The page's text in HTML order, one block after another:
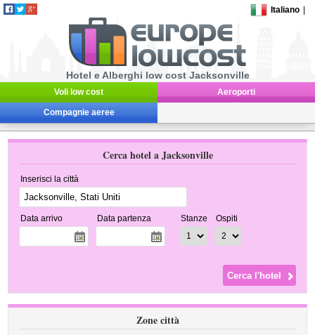
Italiano
Hotel e Alberghi low cost Jacksonville
Voli low cost Aeroporti
Compagnie aeree
Cerca hotel a Jacksonville
Inserisci la città
Data arrivo Data partenza Stanze Ospiti
Zone città